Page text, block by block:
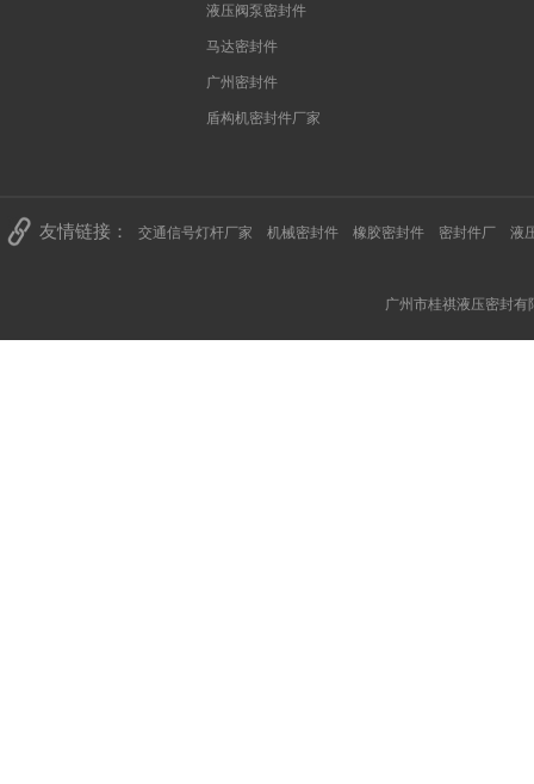
液压阀泵密封件
马达密封件
广州密封件
盾构机密封件厂家
友情链接： 交通信号灯杆厂家 机械密封件 橡胶密封件 密封件厂 液
广州市桂祺液压密封有